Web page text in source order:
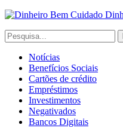
Notícias
Benefícios Sociais
Cartões de crédito
Empréstimos
Investimentos
Negativados
Bancos Digitais